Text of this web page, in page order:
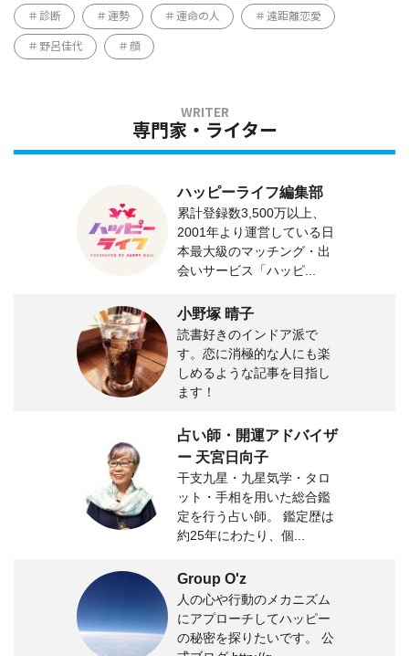
診断 運勢 運命の人 遠距離恋愛
野呂佳代 顔
専門家・ライター
ハッピーライフ編集部
累計登録数3,500万以上、
2001年より運営している日
本最大級のマッチング・出
会いサービス「ハッピ...
小野塚 晴子
読書好きのインドア派で
す。恋に消極的な人にも楽
しめるような記事を目指し
ます！
占い師・開運アドバイザ
ー 天宮日向子
干支九星・九星気学・タロ
ット・手相を用いた総合鑑
定を行う占い師。 鑑定歴は
約25年にわたり、個...
Group O'z
人の心や行動のメカニズム
にアプローチしてハッピー
の秘密を探りたいです。 公